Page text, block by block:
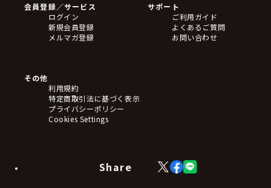
フィギュア
アクリルスタンド
バッジ
キーホルダー・ストラップ
ステッカー・シール・カード
タペストリー・ポスター
アームサポーター
ブレードホルダー
食品・飲料品
会員登録／サービス
ログイン
新規会員登録
メルマガ登録
サポート
ご利用ガイド
よくあるご質問
お問い合わせ
その他
利用規約
特定商取引法に基づく表示
プライバシーポリシー
Cookies Settings
Share
X
(Twitter)
Facebook
LINE